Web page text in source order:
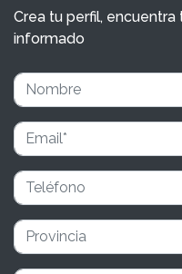
Crea tu perfil,
informado